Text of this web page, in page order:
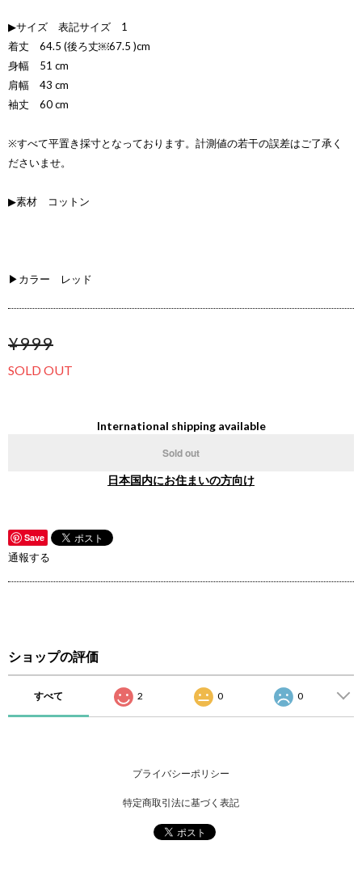
▶サイズ 表記サイズ 1
着丈 64.5 (後ろ丈￼67.5 )cm
身幅 51 cm
肩幅 43 cm
袖丈 60 cm
※すべて平置き採寸となっております。計測値の若干の誤差はご了承く
ださいませ。
▶素材 コットン
▶カラー レッド
¥999
SOLD OUT
International shipping available
Sold out
日本国内にお住まいの方向け
Save
通報する
ショップの評価
すべて 2 0 0
プライバシーポリシー
特定商取引法に基づく表記